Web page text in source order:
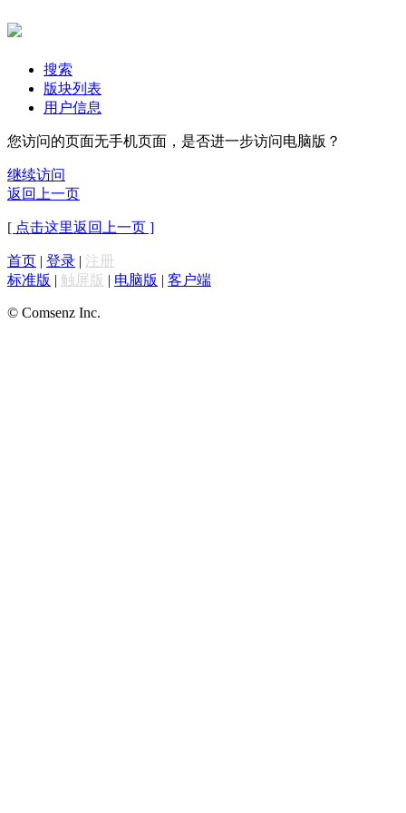
搜索
版块列表
用户信息
您访问的页面无手机页面，是否进一步访问电脑版？
继续访问
返回上一页
[ 点击这里返回上一页 ]
首页 | 登录 | 注册
标准版 | 触屏版 | 电脑版 | 客户端
© Comsenz Inc.